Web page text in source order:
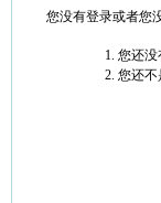
您没有登录或者您
您还没
您还不